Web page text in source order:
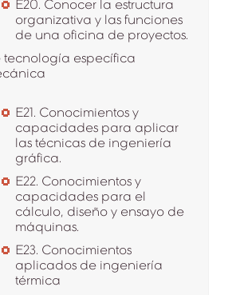
E20. Conocer la estructura
organizativa y las funciones
de una oficina de proyectos.
tecnología específica
E21. Conocimientos y
capacidades para aplicar
las técnicas de ingeniería
gráfica.
E22. Conocimientos y
capacidades para el
cálculo, diseño y ensayo de
máquinas.
E23. Conocimientos
aplicados de ingeniería
térmica